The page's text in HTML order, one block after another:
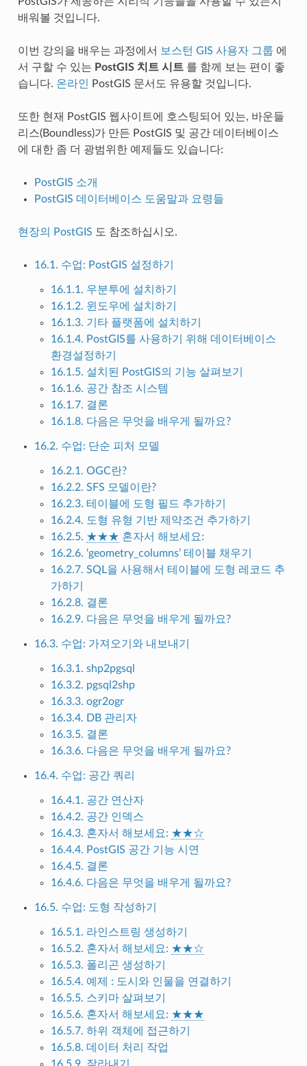
배워볼 것입니다.
이번 강의을 배우는 과정에서 보스턴 GIS 사용자 그룹 에
서 구할 수 있는 PostGIS 치트 시트를 함께 보는 편이 좋
습니다. 온라인 PostGIS 문서도 유용할 것입니다.
또한 현재 PostGIS 웹사이트에 호스팅되어 있는, 바운들
리스(Boundless)가 만든 PostGIS 및 공간 데이터베이스
에 대한 좀 더 광범위한 예제들도 있습니다:
PostGIS 소개
PostGIS 데이터베이스 도움말과 요령들
현장의 PostGIS 도 참조하십시오.
16.1. 수업: PostGIS 설정하기
16.1.1. 우분투에 설치하기
16.1.2. 윈도우에 설치하기
16.1.3. 기타 플랫폼에 설치하기
16.1.4. PostGIS를 사용하기 위해 데이터베이스
환경설정하기
16.1.5. 설치된 PostGIS의 기능 살펴보기
16.1.6. 공간 참조 시스템
16.1.7. 결론
16.1.8. 다음은 무엇을 배우게 될까요?
16.2. 수업: 단순 피처 모델
16.2.1. OGC란?
16.2.2. SFS 모델이란?
16.2.3. 테이블에 도형 필드 추가하기
16.2.4. 도형 유형 기반 제약조건 추가하기
16.2.5. ★★★ 혼자서 해보세요:
16.2.6. ‘geometry_columns’ 테이블 채우기
16.2.7. SQL을 사용해서 테이블에 도형 레코드 추
가하기
16.2.8. 결론
16.2.9. 다음은 무엇을 배우게 될까요?
16.3. 수업: 가져오기와 내보내기
16.3.1. shp2pgsql
16.3.2. pgsql2shp
16.3.3. ogr2ogr
16.3.4. DB 관리자
16.3.5. 결론
16.3.6. 다음은 무엇을 배우게 될까요?
16.4. 수업: 공간 쿼리
16.4.1. 공간 연산자
16.4.2. 공간 인덱스
16.4.3. 혼자서 해보세요: ★★☆
16.4.4. PostGIS 공간 기능 시연
16.4.5. 결론
16.4.6. 다음은 무엇을 배우게 될까요?
16.5. 수업: 도형 작성하기
16.5.1. 라인스트링 생성하기
16.5.2. 혼자서 해보세요: ★★☆
16.5.3. 폴리곤 생성하기
16.5.4. 예제 : 도시와 인물을 연결하기
16.5.5. 스키마 살펴보기
16.5.6. 혼자서 해보세요: ★★★
16.5.7. 하위 객체에 접근하기
16.5.8. 데이터 처리 작업